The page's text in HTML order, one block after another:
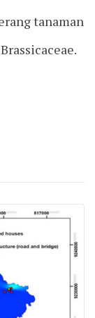
tanaman